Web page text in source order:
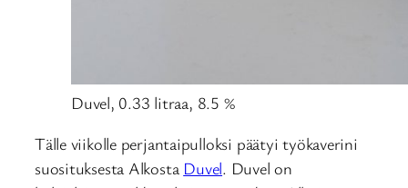
Duvel, 0.33 litraa, 8.5 %
Tälle viikolle perjantaipulloksi päätyi työkaverini
suosituksesta Alkosta Duvel. Duvel on